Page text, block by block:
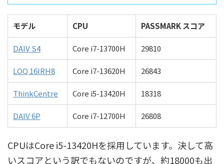
モデル CPU PASSMARK スコア
DAIV S4 Core i7-13700H 29810
LOQ 16IRH8 Core i7-13620H 26843
ThinkCentre Core i5-13420H 18318
DAIV 6P Core i7-12700H 26808
CPUはCore i5-13420Hを採用しています。決して高
いスコアという訳でもないのですが、約18000も出